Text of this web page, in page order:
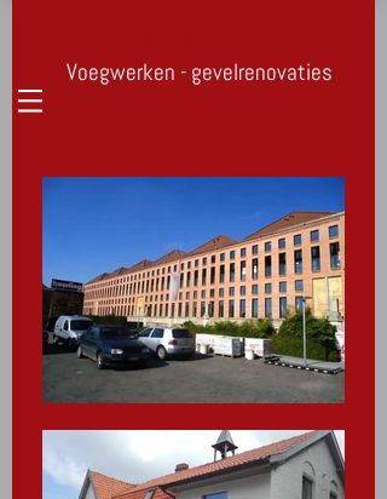
Voegwerken - gevelrenovaties